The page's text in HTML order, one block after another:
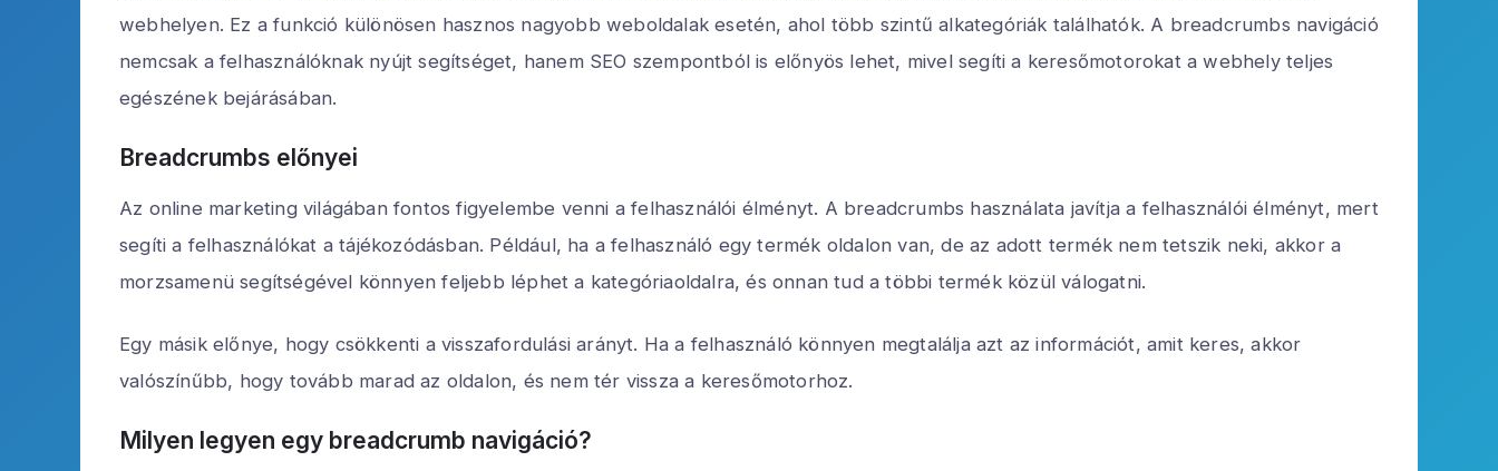
webhelyen. Ez a funkció különösen hasznos nagyobb weboldalak esetén, ahol több szintű alkategóriák találhatók. A breadcrumbs navigáció
nemcsak a felhasználóknak nyújt segítséget, hanem SEO szempontból is előnyös lehet, mivel segíti a keresőmotorokat a webhely teljes
egészének bejárásában.
Breadcrumbs előnyei
Az online marketing világában fontos figyelembe venni a felhasználói élményt. A breadcrumbs használata javítja a felhasználói élményt, mert
segíti a felhasználókat a tájékozódásban. Például, ha a felhasználó egy termék oldalon van, de az adott termék nem tetszik neki, akkor a
morzsamenü segítségével könnyen feljebb léphet a kategóriaoldalra, és onnan tud a többi termék közül válogatni.
Egy másik előnye, hogy csökkenti a visszafordulási arányt. Ha a felhasználó könnyen megtalálja azt az információt, amit keres, akkor
valószínűbb, hogy tovább marad az oldalon, és nem tér vissza a keresőmotorhoz.
Milyen legyen egy breadcrumb navigáció?